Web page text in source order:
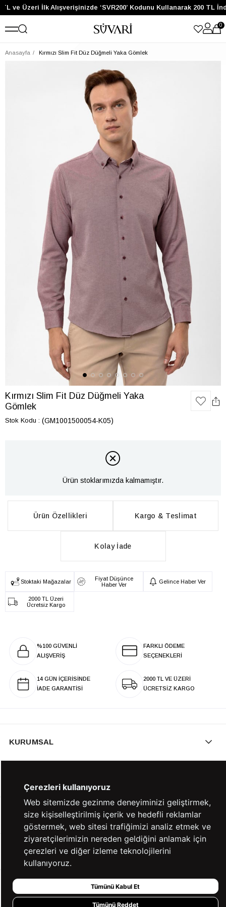
ve Üzeri İlk Alışverişinizde ‘SVR200’ Kodunu Kullanarak 200 TL
0
Anasayfa Kırmızı Slim Fit Düz Düğmeli Yaka Gömlek
Kırmızı Slim Fit Düz Düğmeli Yaka
Gömlek
Stok Kodu (GM1001500054-K05)
Ürün stoklarımızda kalmamıştır.
Ürün Özellikleri Kargo & Teslimat
Kolay İade
Stoktaki Mağazalar
Fiyat Düşünce
Haber Ver
Gelince Haber Ver
2000 TL Üzeri
Ücretsiz Kargo
%100 GÜVENLİ
ALIŞVERİŞ
FARKLI ÖDEME
SEÇENEKLERİ
14 GÜN İÇERİSİNDE
İADE GARANTİSİ
2000 TL VE ÜZERİ
ÜCRETSİZ KARGO
KURUMSAL
YARDIM
BİZE ULAŞIN
HIZLI ERİŞİM
Çerezleri kullanıyoruz
Web sitemizde gezinme deneyiminizi geliştirmek,
size kişiselleştirilmiş içerik ve hedefli reklamlar
göstermek, web sitesi trafiğimizi analiz etmek ve
ziyaretçilerimizin nereden geldiğini anlamak için
çerezleri ve diğer izleme teknolojilerini
kullanıyoruz.
Tümünü Kabul Et
Tümünü Reddet